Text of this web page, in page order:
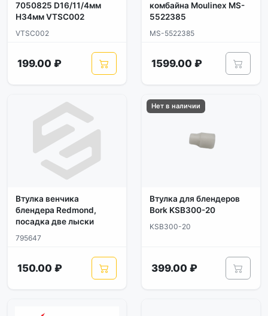
7050825 D16/11/4мм
H34мм VTSC002
VTSC002
199.00 ₽
комбайна Moulinex MS-
5522385
MS-5522385
1599.00 ₽
Втулка венчика
блендера Redmond,
посадка две лыски
795647
150.00 ₽
Нет в наличии
Втулка для блендеров
Bork KSB300-20
KSB300-20
399.00 ₽